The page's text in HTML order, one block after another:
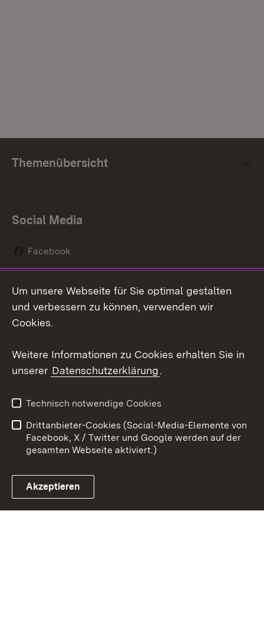
Themenübersicht
Social Media
Facebook
Social Wall
Youtube
Link zum Landesportal
Kontakt
Datenschutz
Barrierefreiheit
Impressum Cookies
Um unsere Webseite für Sie optimal gestalten
und verbessern zu können, verwenden wir
Cookies.
Weitere Informationen zu Cookies erhalten Sie in
unserer Datenschutzerklärung.
Technisch notwendige Cookies
Drittanbieter-Cookies (Social-Media-Elemente von
Facebook, X / Twitter und Google werden auf der
gesamten Webseite aktiviert.)
Akzeptieren